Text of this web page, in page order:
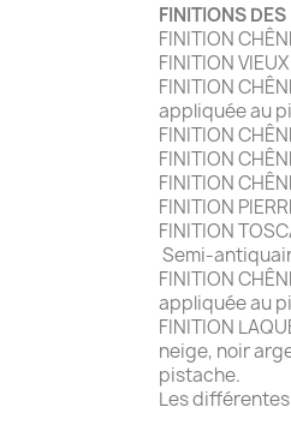
FINITIONS
FINITION
FINITION
FINITION
appliquée au
FINITION
FINITION
FINITION
FINITION
FINITION
Semi-
FINITION
appliquée au
FINITION
neige, noir
pistache.
Les